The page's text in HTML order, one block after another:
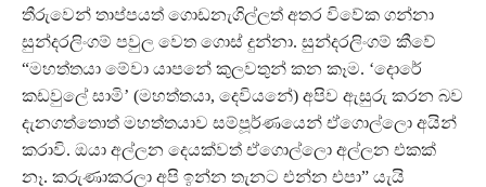
තීරුවෙන් තාප්පයත් ගොඩනැගිල්ලත් අතර විවේක ගන්නා
සුන්දරලිංගම් පවුල වෙත ගොස් දුන්නා. සුන්දරලිංගම් කීවේ
“මහත්තයා මේවා යාපනේ කුලවතුන් කන කෑම. ‘දොරේ
කඩවුලේ සාමි’ (මහත්තයා, දෙවියනේ) අපිව ඇසුරු කරන බව
දැනගත්තොත් මහත්තයාව සම්පූර්ණයෙන් ඒගොල්ලො අයින්
කරාවි. ඔයා අල්ලන දෙයක්වත් ඒගොල්ලො අල්ලන එකක්
නෑ. කරුණාකරලා අපි ඉන්න තැනට එන්න එපා” යැයි